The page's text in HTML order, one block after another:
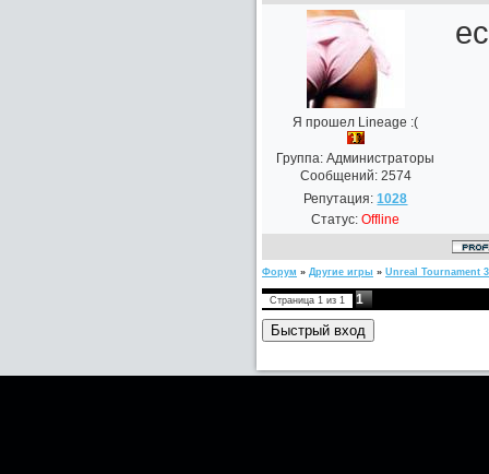
Я прошел Lineage :(
Группа: Администраторы
Сообщений: 2574
Репутация:1028
Статус:Offline
Форум » Другие игры » Unreal Tournament 3
Страница 1 из 1 1